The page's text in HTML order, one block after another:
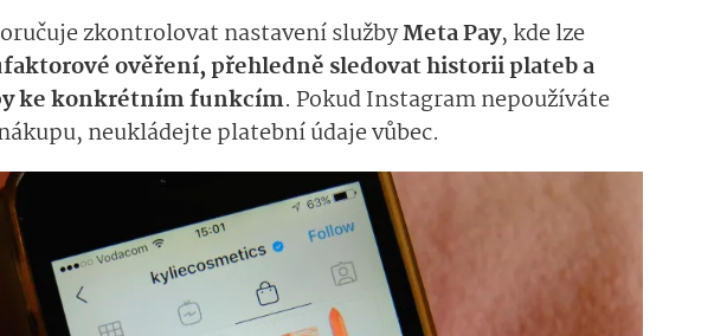
zkontrolovat nastavení službyMeta Pay, kde lze
ověření, přehledně sledovat historii plateb a
ke konkrétním funkcím. Pokud Instagram nepoužíváte
neukládejte platební údaje vůbec.